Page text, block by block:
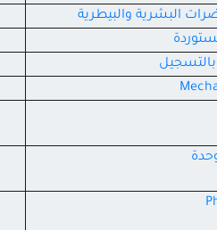
البشرية والبيطرية